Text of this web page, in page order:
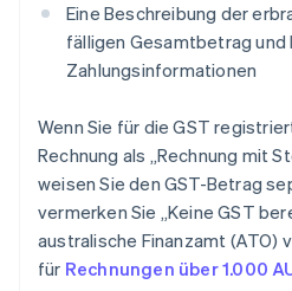
Eine Beschreibung der
fälligen Gesamtbetrag und
Zahlungsinformationen
Wenn Sie für die GST
Rechnung als „Rechnung mit
weisen Sie den GST-Betrag
vermerken Sie „Keine GST
australische Finanzamt (ATO)
für Rechnungen über 1.000